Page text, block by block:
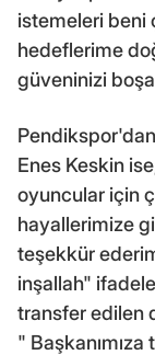
istemeleri beni
hedeflerime
güveninizi
Enes Keskin
oyuncular için
hayallerimize
teşekkür
inşallah"
transfer edilen
"